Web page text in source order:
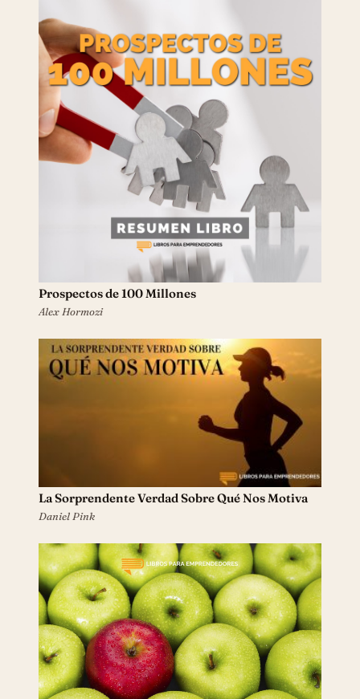
Prospectos de 100 Millones
Alex Hormozi
La Sorprendente Verdad Sobre Qué Nos Motiva
Daniel Pink